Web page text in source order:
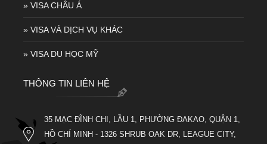
» VISA CHÂU Á
» VISA VÀ DỊCH VỤ KHÁC
» VISA DU HỌC MỸ
THÔNG TIN LIÊN HỆ
35 MẠC ĐĨNH CHI, LẦU 1, PHƯỜNG ĐAKAO, QUẬN 1,
HỒ CHÍ MINH - 1326 SHRUB OAK DR, LEAGUE CITY,